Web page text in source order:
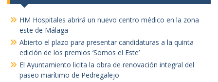
HM Hospitales abrirá un nuevo centro médico en la zona
este de Málaga
Abierto el plazo para presentar candidaturas a la quinta
edición de los premios ‘Somos el Este’
El Ayuntamiento licita la obra de renovación integral del
paseo marítimo de Pedregalejo